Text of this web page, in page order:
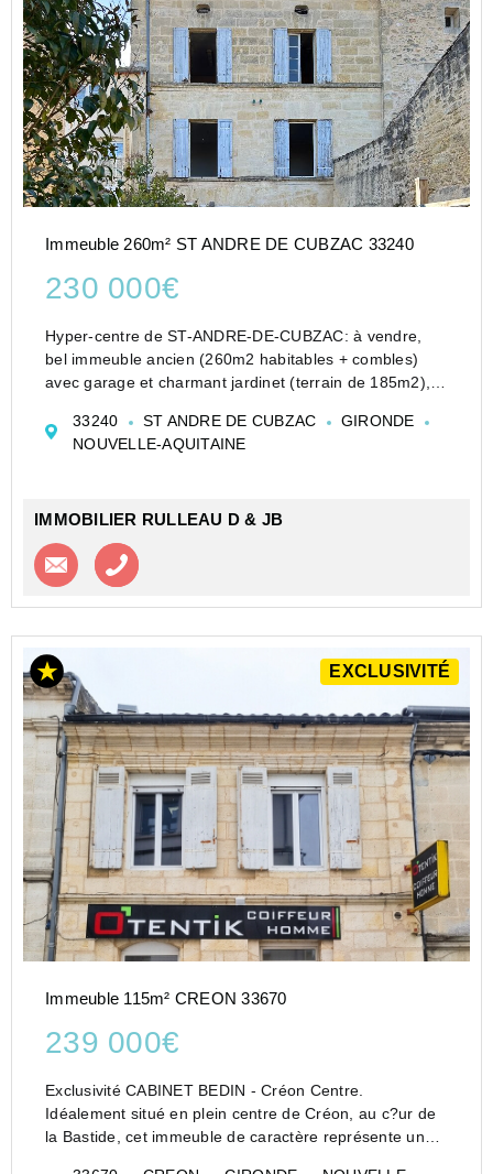
Immeuble 260m² ST ANDRE DE CUBZAC 33240
230 000€
Hyper-centre de ST-ANDRE-DE-CUBZAC: à vendre,
bel immeuble ancien (260m2 habitables + combles)
avec garage et charmant jardinet (terrain de 185m2),
services). Ce grand immeuble en pierre comprenant 11
pièces disp...
33240 ST ANDRE DE CUBZAC
GIRONDE
NOUVELLE-AQUITAINE
IMMOBILIER RULLEAU D & JB
Contacter l'agence
EXCLUSIVITÉ
Immeuble 115m² CREON 33670
239 000€
Exclusivité CABINET BEDIN - Créon Centre.
Idéalement situé en plein centre de Créon, au c?ur de
la Bastide, cet immeuble de caractère représente une